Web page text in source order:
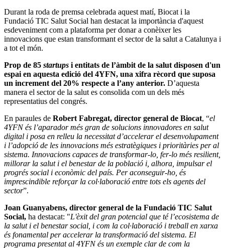
Durant la roda de premsa celebrada aquest matí, Biocat i la
Fundació TIC Salut Social han destacat la importància d'aquest
esdeveniment com a plataforma per donar a conèixer les
innovacions que estan transformant el sector de la salut a Catalunya i
a tot el món.
Prop de 85 startups i entitats de l’àmbit de la salut disposen d'un
espai en aquesta edició del 4YFN, una xifra rècord que suposa
un increment del 20% respecte a l’any anterior. D’aquesta
manera el sector de la salut es consolida com un dels més
representatius del congrés.
En paraules de Robert Fabregat, director general de Biocat, “el
4YFN és l’aparador més gran de solucions innovadores en salut
digital i posa en relleu la necessitat d’accelerar el desenvolupament
i l’adopció de les innovacions més estratègiques i prioritàries per al
sistema. Innovacions capaces de transformar-lo, fer-lo més resilient,
millorar la salut i el benestar de la població i, alhora, impulsar el
progrés social i econòmic del país. Per aconseguir-ho, és
imprescindible reforçar la col·laboració entre tots els agents del
sector”.
Joan Guanyabens, director general de la Fundació TIC Salut
Social, ha destacat: "L'èxit del gran potencial que té l’ecosistema de
la salut i el benestar social, i com la col·laboració i treball en xarxa
és fonamental per accelerar la transformació del sistema. El
programa presentat al 4YFN és un exemple clar de com la